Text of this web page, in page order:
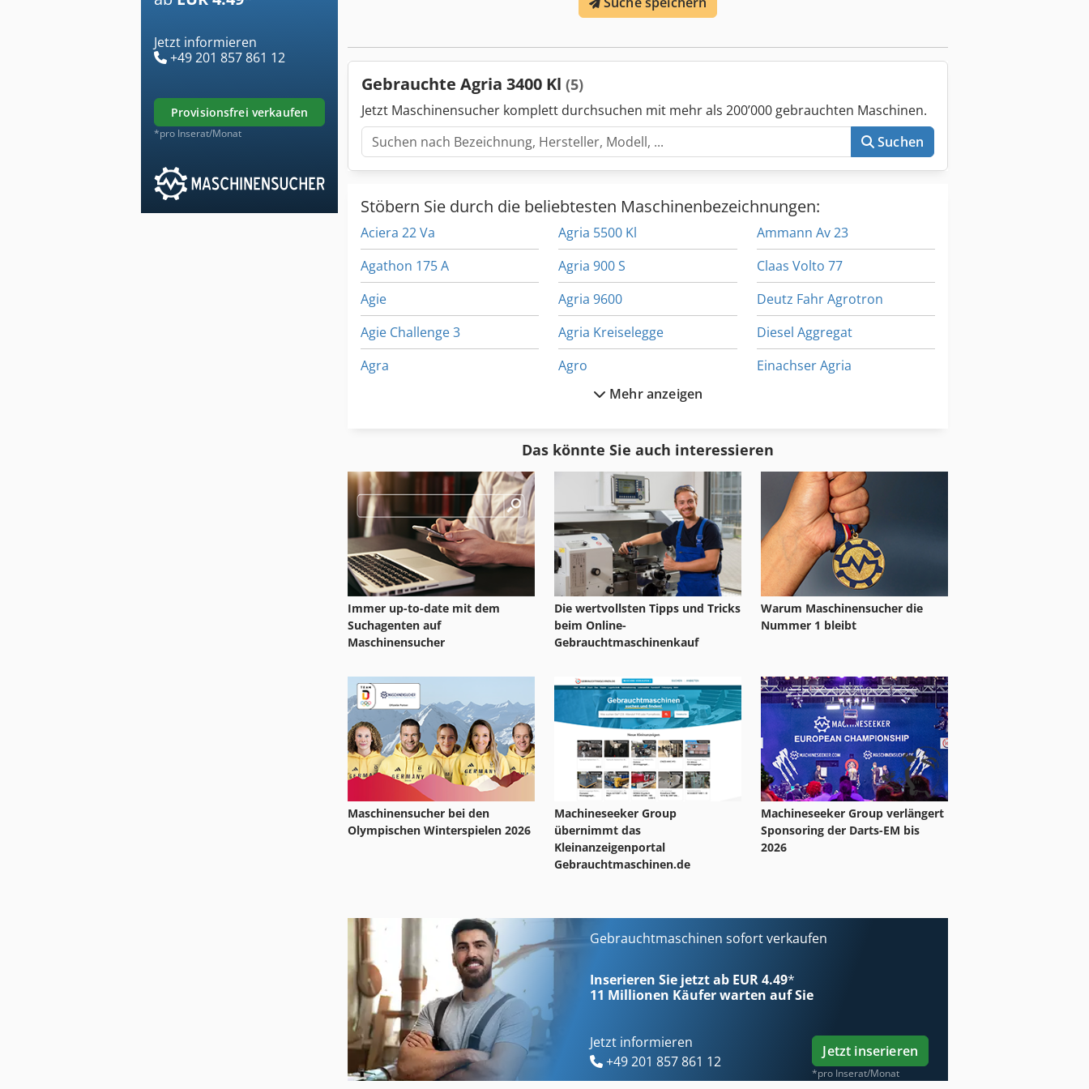
Jetzt informieren
+49 201 857 861 12
provisionsfrei verkaufen
*pro Inserat/Monat
Gebrauchte Agria 3400 Kl (5)
Jetzt Maschinensucher komplett durchsuchen mit mehr als 200’000 gebrauchten Maschinen.
Suchen
Stöbern Sie durch die beliebtesten Maschinenbezeichnungen:
Aciera 22 Va
Agathon 175 A
Agie
Agie Challenge 3
Agra
Agria 5400
Agria 5500 Kl
Agria 900 S
Agria 9600
Agria Kreiselegge
Agro
Ammann Ac 110
Ammann Av 20
Ammann Av 23
Claas Volto 77
Deutz Fahr Agrotron
Diesel Aggregat
Einachser Agria
Mehr anzeigen
Das könnte Sie auch interessieren
Immer up-to-date mit dem
Suchagenten auf
Maschinensucher
Die wertvollsten Tipps und Tricks
beim Online-
Gebrauchtmaschinenkauf
Warum Maschinensucher die
Nummer 1 bleibt
Maschinensucher bei den
Olympischen Winterspielen 2026
Machineseeker Group
übernimmt das
Kleinanzeigenportal
Gebrauchtmaschinen.de
Machineseeker Group verlängert
Sponsoring der Darts-EM bis
2026
Gebrauchtmaschinen sofort verkaufen
Inserieren Sie jetzt ab EUR 4.49*
11 Millionen Käufer warten auf Sie
Jetzt informieren
+49 201 857 861 12
Jetzt inserieren
*pro Inserat/Monat